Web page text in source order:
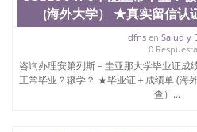
凭学历、美国文凭学历、澳洲
学历、新西兰学历认证等
551190476 圣何塞州立大学毕
University）圣何塞州立大学毕
University）圣何塞州立大学
University）圣何塞州立大学
University）圣何塞州立大学
(海外大学） ★真实留信认
dfnsen Salud y
0
咨询办理安第列斯－圭亚那大学毕业证
正常毕业？辍学？ ★毕业证＋成绩单 (海
查）...